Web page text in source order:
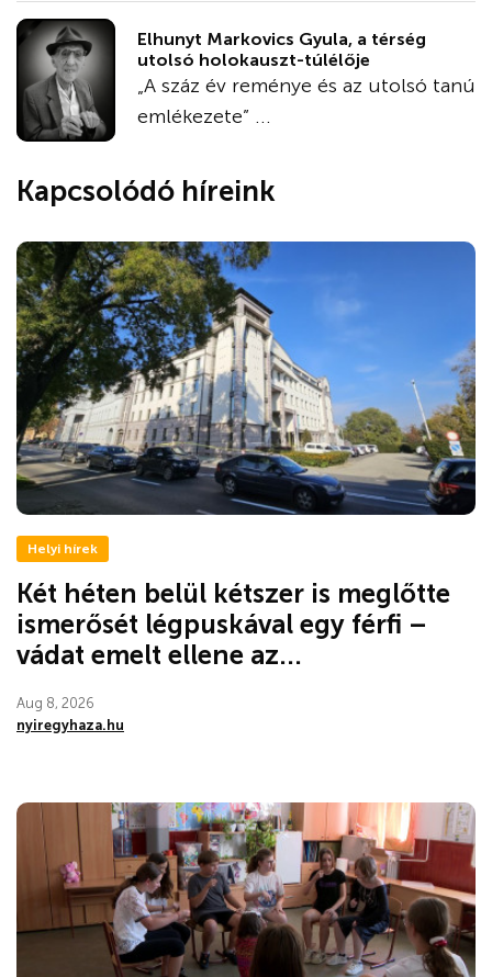
Elhunyt Markovics Gyula, a térség
utolsó holokauszt-túlélője
„A száz év reménye és az utolsó tanú
emlékezete” ...
Kapcsolódó híreink
Helyi hírek
Két héten belül kétszer is meglőtte
ismerősét légpuskával egy férfi –
vádat emelt ellene az...
Aug 8, 2026
nyiregyhaza.hu